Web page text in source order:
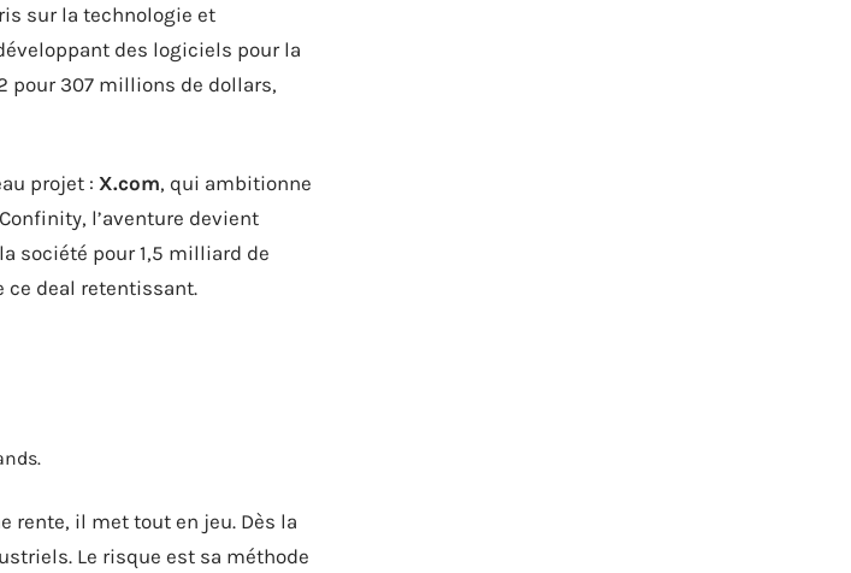
sur la technologie et
des logiciels pour la
pour 307 millions de dollars,
projet : X.com, qui ambitionne
l’aventure devient
société pour 1,5 milliard de
ce deal retentissant.
rente, il met tout en jeu. Dès la
Le risque est sa méthode